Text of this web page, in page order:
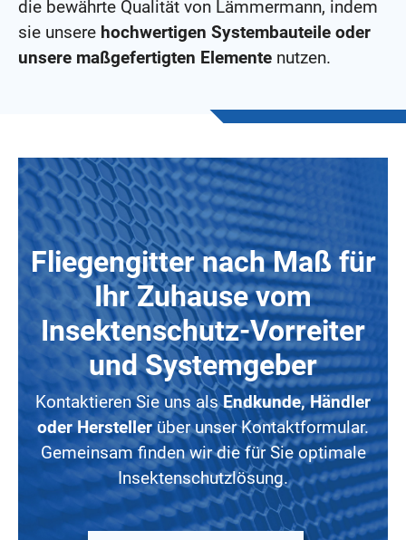
die bewährte Qualität von Lämmermann, indem
sie unsere hochwertigen Systembauteile oder
unsere maßgefertigten Elemente nutzen.
Fliegengitter nach Maß für
Ihr Zuhause vom
Insektenschutz-Vorreiter
und Systemgeber
Kontaktieren Sie uns alsEndkunde, Händler
oder Herstellerüber unser Kontaktformular.
Gemeinsam finden wir die für Sie optimale
Insektenschutzlösung.